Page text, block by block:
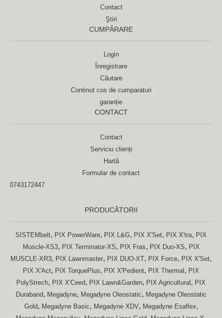
Contact
Ştiri
CUMPĂRARE
Login
Înregistrare
Căutare
Continut cos de cumparaturi
garanție
CONTACT
Contact
Serviciu clienți
Hartă
Formular de contact
0743172447
PRODUCĂTORII
SISTEMbelt, PIX PowerWare, PIX L&G, PIX X'Set, PIX X'tra, PIX
Muscle-XS3, PIX Terminator-XS, PIX Fras, PIX Duo-XS, PIX
MUSCLE-XR3, PIX Lawnmaster, PIX DUO-XT, PIX Force, PIX X'Set,
PIX X'Act, PIX TorquePlus, PIX X'Pedient, PIX Thermal , PIX
PolyStrech, PIX X'Ceed, PIX Lawn&Garden, PIX Agricultural , PIX
Duraband, Megadyne, Megadyne Oleostatic, Megadyne Oleostatic
Gold, Megadyne Basic, Megadyne XDV, Megadyne Esaflex,